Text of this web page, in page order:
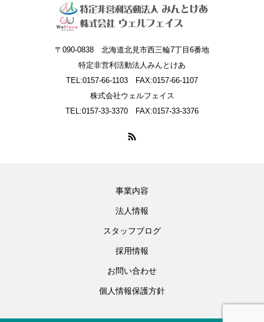
〒090-0838 北海道北見市西三輪7丁目6番地
特定非営利活動法人みんとけあ
TEL:0157-66-1103 FAX:0157-66-1107
株式会社ウェルフェイス
TEL:0157-33-3370 FAX:0157-33-3376
事業内容
法人情報
スタッフブログ
採用情報
お問い合わせ
個人情報保護方針